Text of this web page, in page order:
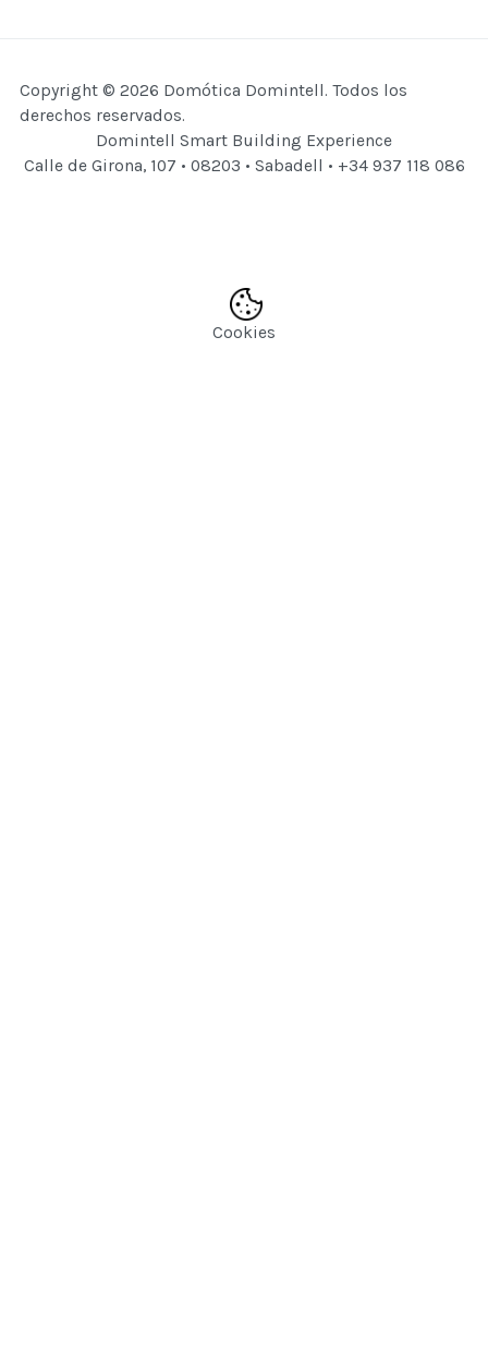
Copyright © 2026 Domótica Domintell. Todos los
derechos reservados.
Domintell Smart Building Experience
Calle de Girona, 107 • 08203 • Sabadell • +34 937 118 086
Cookies